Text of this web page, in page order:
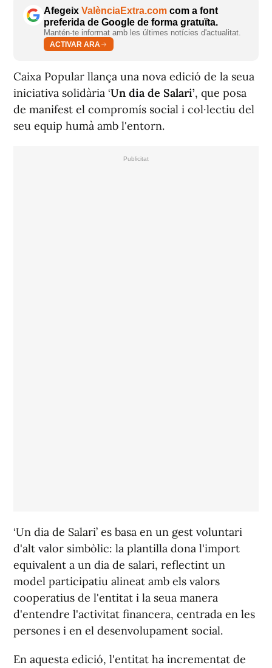
Afegeix ValènciaExtra.com com a font
preferida de Google de forma gratuïta.
Mantén-te informat amb les últimes notícies d'actualitat.
ACTIVAR ARA
Caixa Popular llança una nova edició de la seua
iniciativa solidària ‘Un dia de Salari’, que posa
de manifest el compromís social i col·lectiu del
seu equip humà amb l'entorn.
‘Un dia de Salari’ es basa en un gest voluntari
d'alt valor simbòlic: la plantilla dona l'import
equivalent a un dia de salari, reflectint un
model participatiu alineat amb els valors
cooperatius de l'entitat i la seua manera
d'entendre l'activitat financera, centrada en les
persones i en el desenvolupament social.
En aquesta edició, l'entitat ha incrementat de